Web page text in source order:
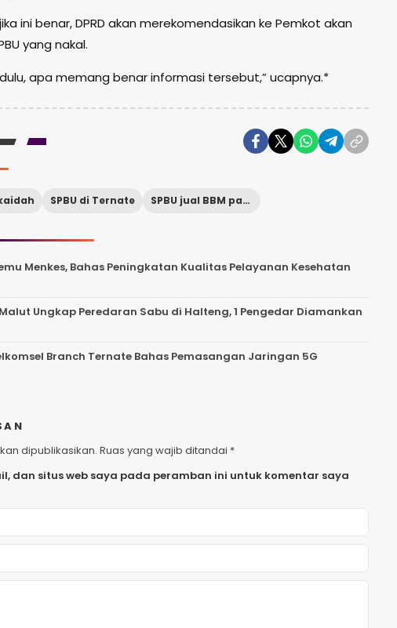
ini benar, DPRD akan merekomendasikan ke Pemkot akan
yang nakal.
apa memang benar informasi tersebut,” ucapnya.*
SPBU di Ternate SPBU jual BBM pakai tangki
Menkes, Bahas Peningkatan Kualitas Pelayanan Kesehatan
Ungkap Peredaran Sabu di Halteng, 1 Pengedar Diamankan
Branch Ternate Bahas Pemasangan Jaringan 5G
dipublikasikan. Ruas yang wajib ditandai *
dan situs web saya pada peramban ini untuk komentar saya